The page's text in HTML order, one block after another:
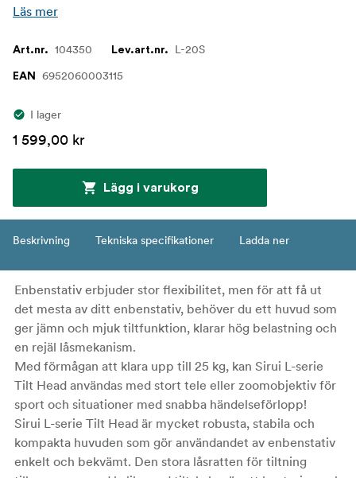
Läs mer
Art.nr. 104350 Lev.art.nr. L-20S
EAN 6952060003115
I lager
1 599,00 kr
Lägg i varukorg
Beskrivning Tekniska specifikationer Ladda ner
Enbenstativ erbjuder stor flexibilitet, men för att få ut
det mesta av ditt enbenstativ, behöver du ett huvud som
ger jämn och mjuk tiltfunktion, klarar hög belastning och
en rejäl låsmekanism.
Med förmågan att klara upp till 25 kg, kan Sirui L-serie
Tilt Head användas med stort tele eller zoomobjektiv för
sport och situationer med snabba händelseförlopp!
Sirui L-serie Tilt Head är mycket robusta, stabila och
kompakta huvuden som gör användandet av enbenstativ
enkelt och bekvämt. Den stora låsratten för tiltning